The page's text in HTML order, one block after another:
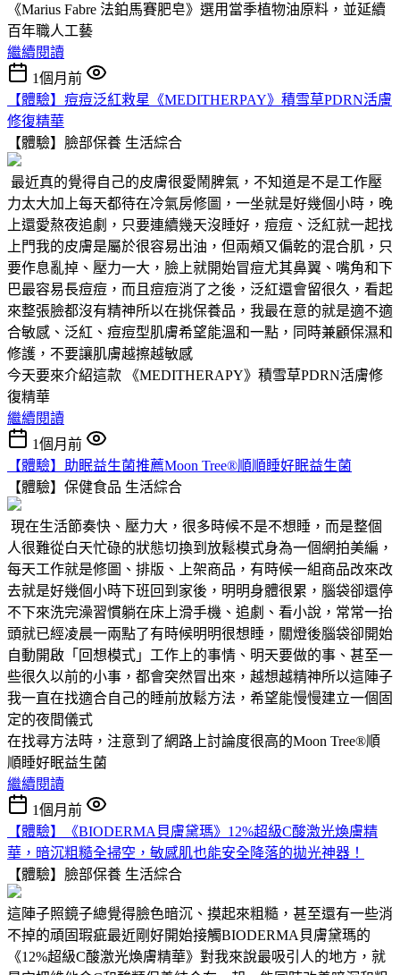
《Marius Fabre 法鉑馬賽肥皂》選用當季植物油原料，並延續
百年職人工藝
繼續閱讀
1個月前
【體驗】痘痘泛紅救星《MEDITHERPAY》積雪草PDRN活膚
修復精華
【體驗】臉部保養 生活綜合
最近真的覺得自己的皮膚很愛鬧脾氣，不知道是不是工作壓
力太大加上每天都待在冷氣房修圖，一坐就是好幾個小時，晚
上還愛熬夜追劇，只要連續幾天沒睡好，痘痘、泛紅就一起找
上門我的皮膚是屬於很容易出油，但兩頰又偏乾的混合肌，只
要作息亂掉、壓力一大，臉上就開始冒痘尤其鼻翼、嘴角和下
巴最容易長痘痘，而且痘痘消了之後，泛紅還會留很久，看起
來整張臉都沒有精神所以在挑保養品，我最在意的就是適不適
合敏感、泛紅、痘痘型肌膚希望能溫和一點，同時兼顧保濕和
修護，不要讓肌膚越擦越敏感
今天要來介紹這款 《MEDITHERAPY》積雪草PDRN活膚修
復精華
繼續閱讀
1個月前
【體驗】助眠益生菌推薦Moon Tree®順順睡好眠益生菌
【體驗】保健食品 生活綜合
現在生活節奏快、壓力大，很多時候不是不想睡，而是整個
人很難從白天忙碌的狀態切換到放鬆模式身為一個網拍美編，
每天工作就是修圖、排版、上架商品，有時候一組商品改來改
去就是好幾個小時下班回到家後，明明身體很累，腦袋卻還停
不下來洗完澡習慣躺在床上滑手機、追劇、看小說，常常一抬
頭就已經凌晨一兩點了有時候明明很想睡，關燈後腦袋卻開始
自動開啟「回想模式」工作上的事情、明天要做的事、甚至一
些很久以前的小事，都會突然冒出來，越想越精神所以這陣子
我一直在找適合自己的睡前放鬆方法，希望能慢慢建立一個固
定的夜間儀式
在找尋方法時，注意到了網路上討論度很高的Moon Tree®順
順睡好眠益生菌
繼續閱讀
1個月前
【體驗】《BIODERMA貝膚黛瑪》12%超級C酸激光煥膚精
華，暗沉粗糙全掃空，敏感肌也能安全降落的拋光神器！
【體驗】臉部保養 生活綜合
這陣子照鏡子總覺得臉色暗沉、摸起來粗糙，甚至還有一些消
不掉的頑固瑕疵最近剛好開始接觸BIODERMA貝膚黛瑪的
《12%超級C酸激光煥膚精華》對我來說最吸引人的地方，就